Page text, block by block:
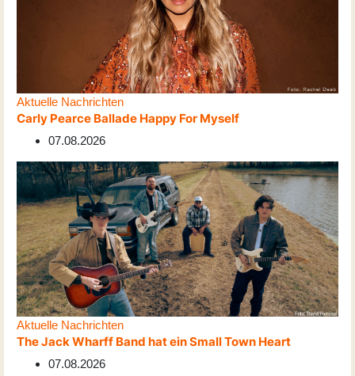
Aktuelle Nachrichten
Carly Pearce Ballade Happy For Myself
07.08.2026
Aktuelle Nachrichten
The Jack Wharff Band hat ein Small Town Heart
07.08.2026